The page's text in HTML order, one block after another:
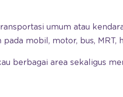
umum atau
mobil, motor, bus, MRT,
berbagai area sekaligus